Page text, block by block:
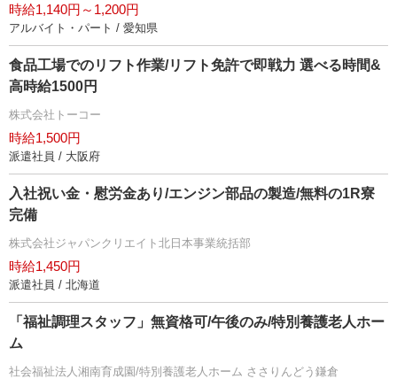
時給1,140円～1,200円
アルバイト・パート / 愛知県
食品工場でのリフト作業/リフト免許で即戦力 選べる時間&
高時給1500円
株式会社トーコー
時給1,500円
派遣社員 / 大阪府
入社祝い金・慰労金あり/エンジン部品の製造/無料の1R寮
完備
株式会社ジャパンクリエイト北日本事業統括部
時給1,450円
派遣社員 / 北海道
「福祉調理スタッフ」無資格可/午後のみ/特別養護老人ホー
ム
社会福祉法人湘南育成園/特別養護老人ホーム ささりんどう鎌倉